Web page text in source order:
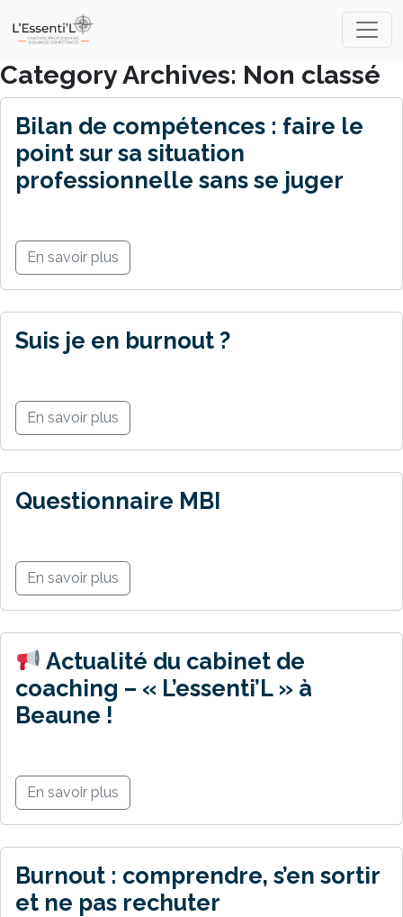
Skip to main content
Category Archives: Non classé
Bilan de compétences : faire le
point sur sa situation
professionnelle sans se juger
En savoir plus
Suis je en burnout ?
En savoir plus
Questionnaire MBI
En savoir plus
Actualité du cabinet de
coaching – « L’essenti’L » à
Beaune !
En savoir plus
Burnout : comprendre, s’en sortir
et ne pas rechuter